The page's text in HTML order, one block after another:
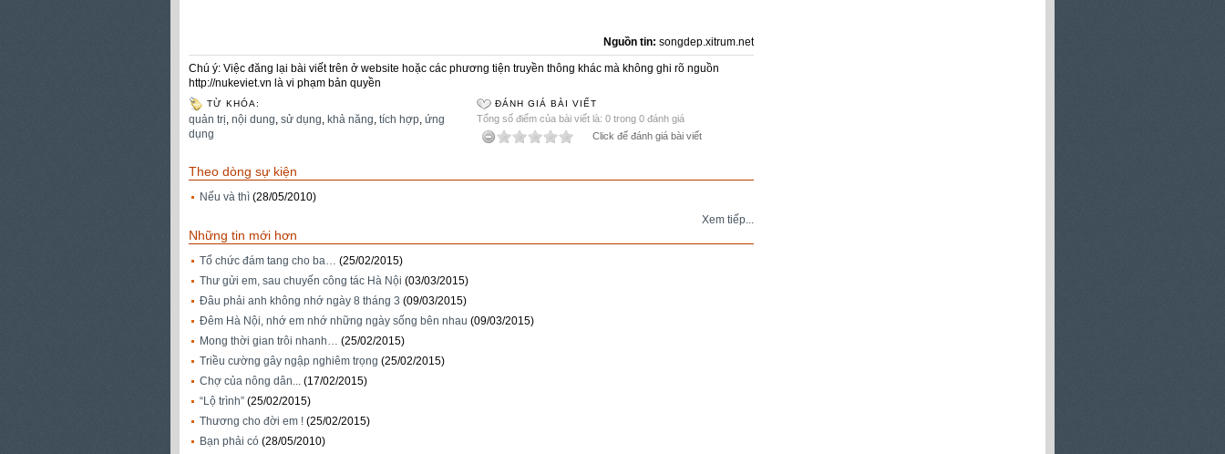
Nguồn tin: songdep.xitrum.net
Chú ý: Việc đăng lại bài viết trên ở website hoặc các phương tiện truyền thông khác mà không ghi rõ nguồn
http://nukeviet.vn là vi phạm bản quyền
TỪ KHÓA:
quản trị, nội dung, sử dụng, khả năng, tích hợp, ứng
dụng
ĐÁNH GIÁ BÀI VIẾT
Tổng số điểm của bài viết là: 0 trong 0 đánh giá
Click để đánh giá bài viết
Theo dòng sự kiện
Nếu và thì (28/05/2010)
Xem tiếp...
Những tin mới hơn
Tổ chức đám tang cho ba… (25/02/2015)
Thư gửi em, sau chuyến công tác Hà Nội (03/03/2015)
Đâu phải anh không nhớ ngày 8 tháng 3 (09/03/2015)
Đêm Hà Nội, nhớ em nhớ những ngày sống bên nhau (09/03/2015)
Mong thời gian trôi nhanh… (25/02/2015)
Triều cường gây ngập nghiêm trọng (25/02/2015)
Chợ của nông dân... (17/02/2015)
“Lộ trình” (25/02/2015)
Thương cho đời em ! (25/02/2015)
Bạn phải có (28/05/2010)